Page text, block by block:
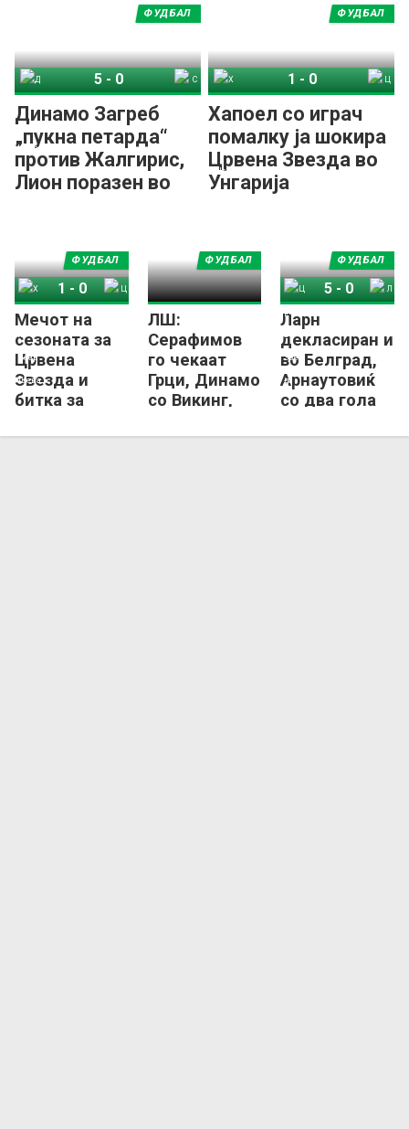
Динамо Загреб
„пукна петарда“
против Жалгирис,
Лион поразен во
ФУДБАЛ
5-0
Хапоел со играч
помалку ја шокира
Црвена Звезда во
Унгарија
ФУДБАЛ
1-0
Мечот на
сезоната за
Црвена
Звезда и
битка за
милиони
ФУДБАЛ
Хапоел Беер Шева
1 - 0
ЛШ:
Серафимов
го чекаат
Грци, Динамо
со Викинг,
добро!
ФУДБАЛ
Ларн
декласиран и
во Белград,
Арнаутовиќ
со два гола
следниот
ФУДБАЛ
Црвена Звезда
5- 0